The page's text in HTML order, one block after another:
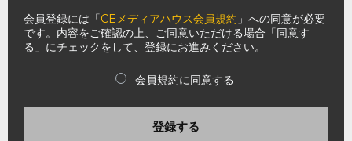
会員登録には「CEメディアハウス会員規約 」への同意が必要
です。内容をご確認の上、ご同意いただける場合「同意す
る」にチェックをして、登録にお進みください。
会員規約に同意する
登録する